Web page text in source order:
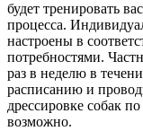
будет тренировать
процесса.
настроены в
потребностями.
раз в неделю в
расписанию и
дрессировке собак
возможно.